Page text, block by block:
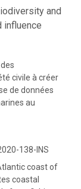
and
influence
civile à créer
de données
au
138-INS
coast of
coastal